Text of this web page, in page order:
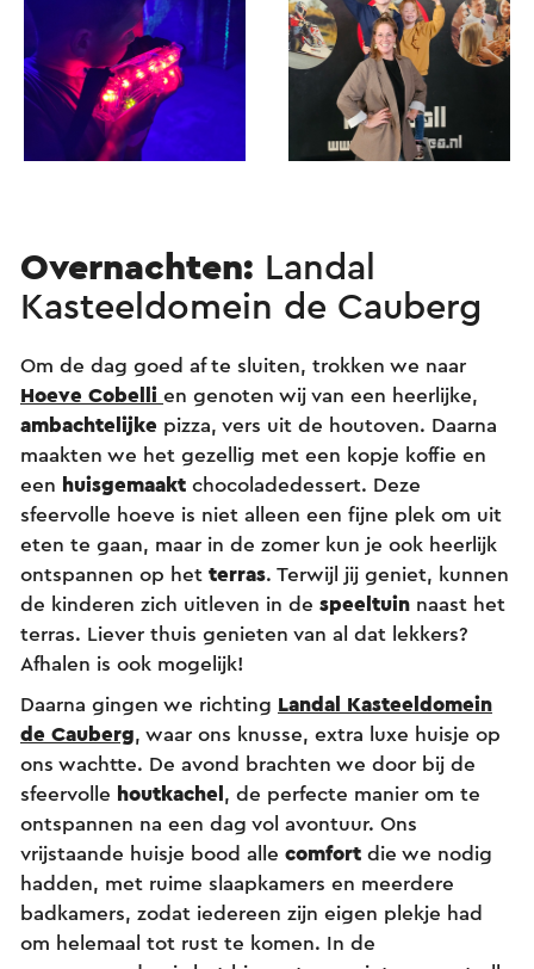
Overnachten: Landal
Kasteeldomein de Cauberg
Om de dag goed af te sluiten, trokken we naar
Hoeve Cobelli en genoten wij van een heerlijke,
ambachtelijke pizza, vers uit de houtoven. Daarna
maakten we het gezellig met een kopje koffie en
een huisgemaakt chocoladedessert. Deze
sfeervolle hoeve is niet alleen een fijne plek om uit
eten te gaan, maar in de zomer kun je ook heerlijk
ontspannen op het terras. Terwijl jij geniet, kunnen
de kinderen zich uitleven in de speeltuin naast het
terras. Liever thuis genieten van al dat lekkers?
Afhalen is ook mogelijk!
Daarna gingen we richting Landal Kasteeldomein
de Cauberg, waar ons knusse, extra luxe huisje op
ons wachtte. De avond brachten we door bij de
sfeervolle houtkachel , de perfecte manier om te
ontspannen na een dag vol avontuur. Ons
vrijstaande huisje bood alle comfort die we nodig
hadden, met ruime slaapkamers en meerdere
badkamers, zodat iedereen zijn eigen plekje had
om helemaal tot rust te komen. In de